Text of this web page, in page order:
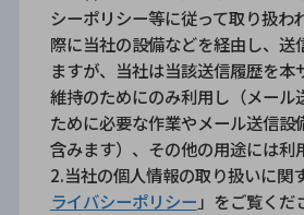
シーポリシー等に従って取り扱わ
際に当社の設備などを経由し、送
ますが、当社は当該送信履歴を本
維持のためにのみ利用し（メール
ために必要な作業やメール送信設
含みます）、その他の用途には利
2.当社の個人情報の取り扱いに関
ライバシーポリシー 」をご覧くだ